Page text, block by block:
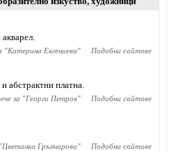
"Катерина Евгениева" Подобни сайтове
абстрактни платна.
за "Георги Петров" Подобни сайтове
Цветанка Грънчарова" Подобни сайтове